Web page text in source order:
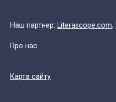
Наш партнер: Literascope.com,
Про нас
Карта сайту